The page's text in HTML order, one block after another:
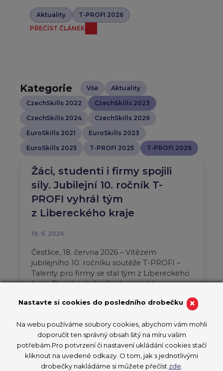
Aktuality
T-PROFI 2026
PŘEČÍST ČLÁNEK
Kategorie Vše
Aktuality
CzechSkills 2022
CzechSkills 2023
CzechSkills 2024
CzechSkills 2026
EuroSkills 2021
EuroSkills 2023
EuroSkills 2025
T-PROFI 2025 T-PROFI 2026
Žáci, studenti i firmy spojili
síly. Jubilejní 10. ročník T-
PROFI vyhrál tým
z Libereckého kraje
19. 6. 2026
Čestlice, 18. června 2026 – Vítězem
jubilejního 10. ročníku soutěže T-PROFI –
Talenty pro firmy se stal tým z Libereckého
kraje. Do národního finále projektu…
Aktuality
T-PROFI 2026
×
Nastavte si cookies do posledního drobečku
Na webu používáme soubory cookies, abychom vám mohli
doporučit ten správný obsah šitý na míru vašim
potřebám.Pro potvrzení či nastavení ukládání cookies stačí
kliknout na uvedené odkazy. O tom, jak s jednotlivými
drobečky nakládáme si můžete přečíst zde